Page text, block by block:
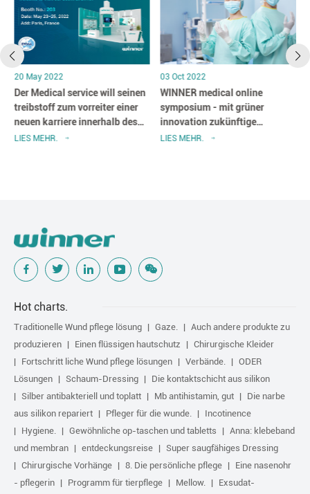
20 May 2022
Der Medical service will seinen
treibstoff zum vorreiter einer
neuen karriere innerhalb des
jahres 2011 innerhalb Von
LIES MEHR.
03 Oct 2022
WINNER medical online
symposium - mit grüner
innovation zukünftige
operationale einrichten
LIES MEHR.
Hot charts.
Traditionelle Wund pflege lösung Gaze.
Auch andere produkte zu
produzieren
Einen flüssigen hautschutz
Chirurgische Kleider
Fortschritt liche Wund pflege lösungen
Verbände.
ODER
Lösungen
Schaum-Dressing
Die kontaktschicht aus silikon
Silber antibakteriell und toplatt
Mb antihistamin, gut
Die narbe
aus silikon repariert
Pfleger für die wunde.
Incotinence
Hygiene.
Gewöhnliche op-taschen und tabletts
Anna: klebeband
und membran
entdeckungsreise
Super saugfähiges Dressing
Chirurgische Vorhänge
8. Die persönliche pflege
Eine nasenohr
- pflegerin
Programm für tierpflege Mellow. Exsudat-